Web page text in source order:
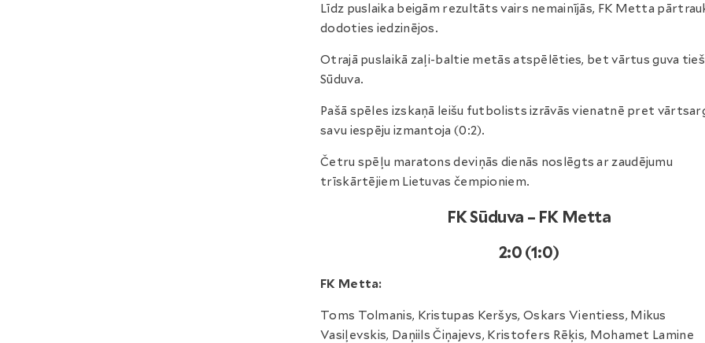
Līdz puslaika beigām rezultāts vairs nemainījās, FK Metta
dodoties iedzinējos.
Otrajā puslaikā zaļi-baltie metās atspēlēties, bet vārtus guva
Sūduva.
Pašā spēles izskaņā leišu futbolists izrāvās vienatnē pret
savu iespēju izmantoja (0:2).
Četru spēļu maratons deviņās dienās noslēgts ar zaudējumu
trīskārtējiem Lietuvas čempioniem.
FK Sūduva – FK Metta
2:0 (1:0)
FK Metta:
Toms Tolmanis, Kristupas Keršys, Oskars Vientiess, Mikus
Vasiļevskis, Daņiils Čiņajevs, Kristofers Rēķis, Mohamet Lamine